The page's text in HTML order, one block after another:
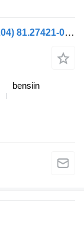
Andur MAN LIONS CITY A21 (01.96-12.04) 81.27421-0230 tüübi jaoks bussi MAN Lion's bus (1991-)
bensiin